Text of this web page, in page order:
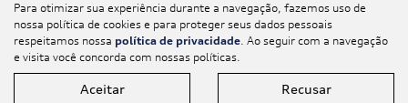
No trânsito, enxergar o
outro salva vidas.
Desenvolvido pela DEALERSPACE ® Direitos Reservados.
Para otimizar sua experiência durante a navegação, fazemos uso de
nossa política de cookies e para proteger seus dados pessoais
respeitamos nossa política de privacidade. Ao seguir com a navegação
e visita você concorda com nossas políticas.
Aceitar Recusar